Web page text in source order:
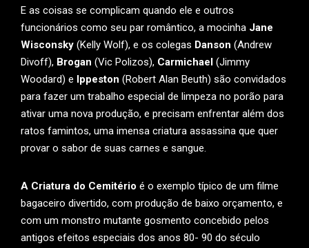
E as coisas se complicam quando ele e outros
funcionários como seu par romântico, a mocinha Jane
Wisconsky (Kelly Wolf), e os colegas Danson (Andrew
Divoff), Brogan (Vic Polizos), Carmichael (Jimmy
Woodard) e Ippeston (Robert Alan Beuth) são convidados
para fazer um trabalho especial de limpeza no porão para
ativar uma nova produção, e precisam enfrentar além dos
ratos famintos, uma imensa criatura assassina que quer
provar o sabor de suas carnes e sangue.
A Criatura do Cemitério é o exemplo típico de um filme
bagaceiro divertido, com produção de baixo orçamento, e
com um monstro mutante gosmento concebido pelos
antigos efeitos especiais dos anos 80- 90 do século